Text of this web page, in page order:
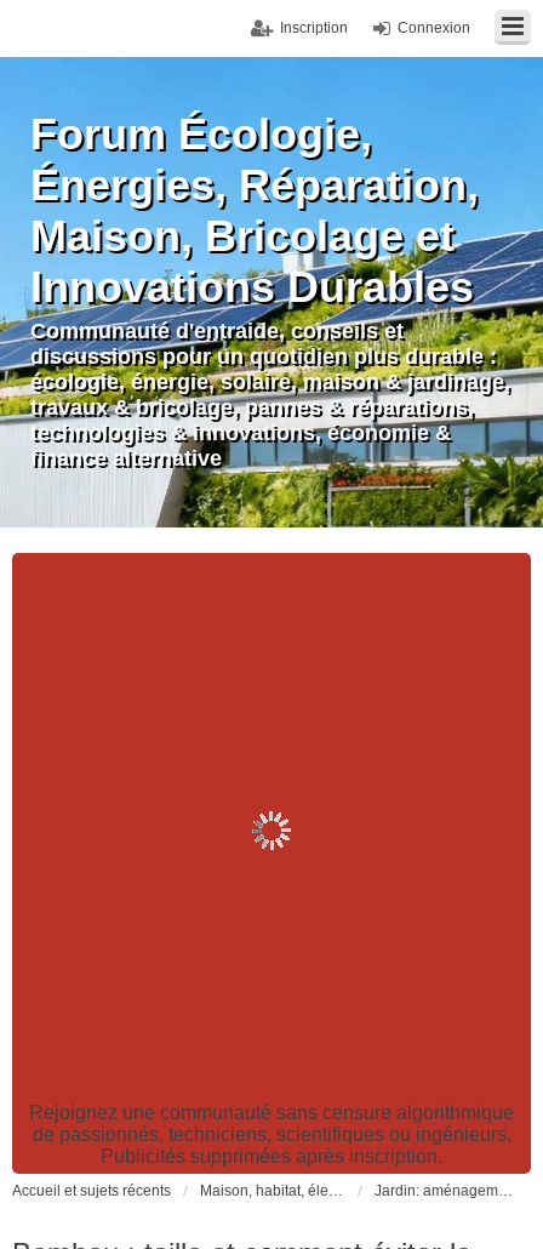
Connexion
Inscription
Forum Écologie,
Énergies, Réparation,
Maison, Bricolage et
Innovations Durables
Communauté d'entraide, conseils et
discussions pour un quotidien plus durable :
écologie, énergie, solaire, maison & jardinage,
travaux & bricolage, pannes & réparations,
technologies & innovations, économie &
finance alternative
Rejoignez une communauté sans censure algorithmique
de passionnés, techniciens, scientifiques ou ingénieurs.
Publicités supprimées après inscription.
Accueil et sujets récents Maison, habitat, électricité et jardin. Travaux et bricolage. Jardin: aménagement, plantes, potager, bassins et piscines